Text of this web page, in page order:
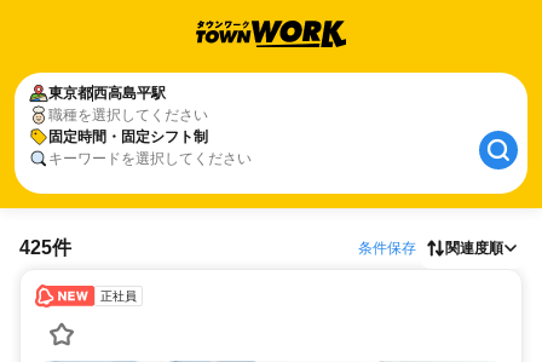
東京都西高島平駅
職種を選択してください
固定時間・固定シフト制
キーワードを選択してください
425件 条件保存 関連度順
正社員